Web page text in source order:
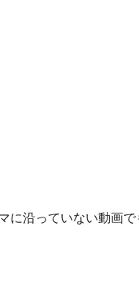
沿っていない動画